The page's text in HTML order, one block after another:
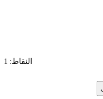
النقاط: 1